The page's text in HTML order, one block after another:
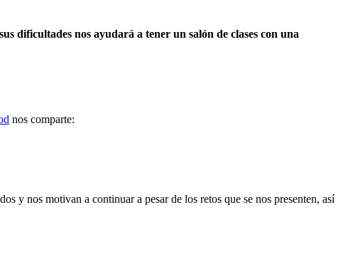
dificultades nos ayudará a tener un salón de clases con una
nos comparte:
y nos motivan a continuar a pesar de los retos que se nos presenten, así